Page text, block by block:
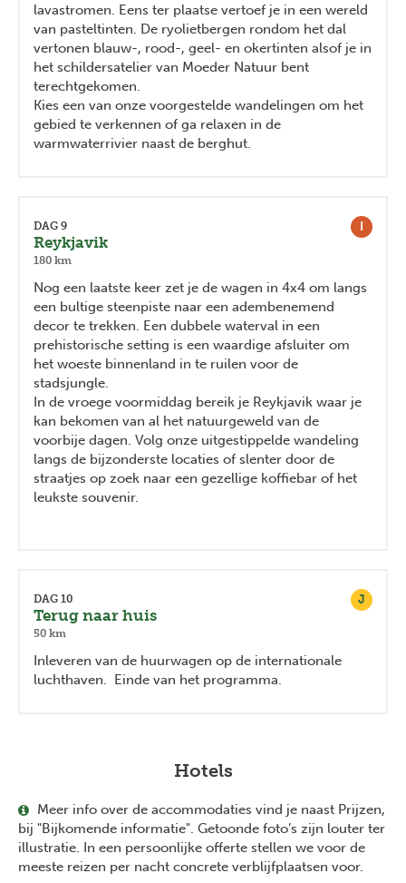
lavastromen. Eens ter plaatse vertoef je in een wereld
van pasteltinten. De ryolietbergen rondom het dal
vertonen blauw-, rood-, geel- en okertinten alsof je in
het schildersatelier van Moeder Natuur bent
terechtgekomen.
Kies een van onze voorgestelde wandelingen om het
gebied te verkennen of ga relaxen in de
warmwaterrivier naast de berghut.
I
DAG 9
Reykjavik
180 km
Nog een laatste keer zet je de wagen in 4x4 om langs
een bultige steenpiste naar een adembenemend
decor te trekken. Een dubbele waterval in een
prehistorische setting is een waardige afsluiter om
het woeste binnenland in te ruilen voor de
stadsjungle.
In de vroege voormiddag bereik je Reykjavik waar je
kan bekomen van al het natuurgeweld van de
voorbije dagen. Volg onze uitgestippelde wandeling
langs de bijzonderste locaties of slenter door de
straatjes op zoek naar een gezellige koffiebar of het
leukste souvenir.
J
DAG 10
Terug naar huis
50 km
Inleveren van de huurwagen op de internationale
luchthaven. Einde van het programma.
Hotels
Meer info over de accommodaties vind je naast Prijzen,
bij "Bijkomende informatie". Getoonde foto’s zijn louter ter
illustratie. In een persoonlijke offerte stellen we voor de
meeste reizen per nacht concrete verblijfplaatsen voor.